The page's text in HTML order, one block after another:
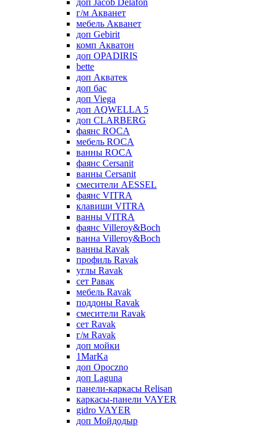
доп Jacob Delafon
г/м Акванет
мебель Акванет
доп Gebirit
комп Акватон
доп OPADIRIS
bette
доп Акватек
доп бас
доп Viega
доп AQWELLA 5
доп CLARBERG
фаянс ROCA
мебель ROCA
ванны ROCA
фаянс Cersanit
ванны Cersanit
смесители AESSEL
фаянс VITRA
клавиши VITRA
ванны VITRA
фаянс Villeroy&Boch
ванна Villeroy&Boch
ванны Ravak
профиль Ravak
углы Ravak
сет Равак
мебель Ravak
поддоны Ravak
смесители Ravak
сет Ravak
г/м Ravak
доп мойки
1MarKa
доп Opoczno
доп Laguna
панели-каркасы Relisan
каркасы-панели VAYER
gidro VAYER
доп Мойдодыр